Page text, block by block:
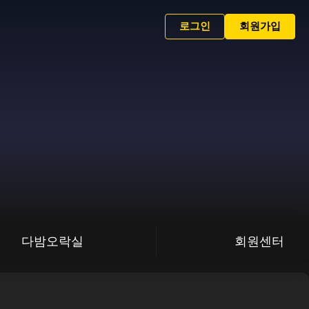
로그인 회원가입
다밤오락실 회원센터